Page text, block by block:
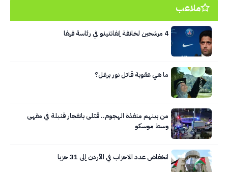
ملاعب
4 مرشحين لخلافة إنفانتينو في رئاسة فيفا
ما هي عقوبة قاتل نور برغل؟
من بينهم منفذة الهجوم.. قتلى بانفجار قنبلة في مقهى
وسط موسكو
انخفاض عدد الاحزاب في الأردن إلى 31 حزبا